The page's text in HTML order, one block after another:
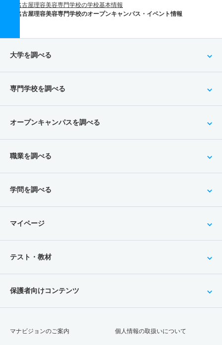
名古屋理容美容専門学校の学校基本情報
名古屋理容美容専門学校のオープンキャンパス・イベント情報
大学を調べる
専門学校を調べる
オープンキャンパスを調べる
職業を調べる
学問を調べる
マイページ
テスト・教材
保護者向けコンテンツ
マナビジョンのご案内 個人情報の取扱いについて